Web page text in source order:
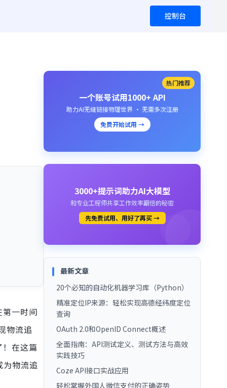
控制台
一时间
物流追
在这篇
为物流追
热门推荐
一个账号试用1000+ API
助力AI无缝链接物理世界 · 无需多次注册
免费开始试用 →
3000+提示词助力AI大模型
和专业工程师共享工作效率翻倍的秘密
先免费试用、用好了再买 →
最新文章
20个必知的自动化机器学习库（Python）
精准定位IP来源：轻松实现高德经纬度定位
查询
OAuth 2.0和OpenID Connect概述
全面指南：API测试定义、测试方法与高效
实践技巧
Coze API接口实战应用
轻松掌握外国人微信支付的正确姿势